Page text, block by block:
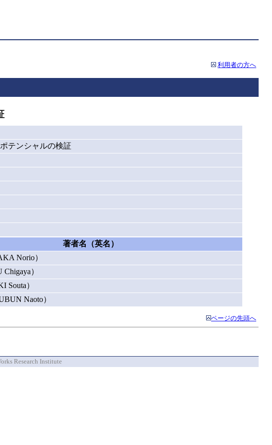
利用者の方へ
テンシャルの検証
著者名（英名）
Norio）
）
Souta）
Naoto）
ページの先頭へ
Research Institute